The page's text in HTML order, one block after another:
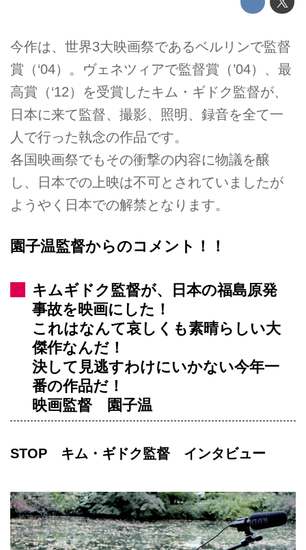
今作は、世界3大映画祭であるベルリンで監督
賞（‘04）。ヴェネツィアで監督賞（’04）、最
高賞（‘12）を受賞したキム・ギドク監督が、
日本に来て監督、撮影、照明、録音を全て一
人で行った執念の作品です。
各国映画祭でもその衝撃の内容に物議を醸
し、日本での上映は不可とされていましたが
ようやく日本での解禁となります。
園子温監督からのコメント！！
キムギドク監督が、日本の福島原発
事故を映画にした！
これはなんて哀しくも素晴らしい大
傑作なんだ！
決して見逃すわけにいかない今年一
番の作品だ！
映画監督 園子温
STOP キム・ギドク監督 インタビュー